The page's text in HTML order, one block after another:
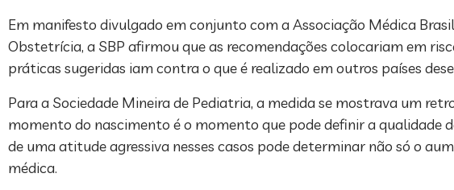
Em manifesto divulgado em conjunto com a Associação Médica
Obstetrícia, a SBP afirmou que as recomendações colocariam em
práticas sugeridas iam contra o que é realizado em outros países
Para a Sociedade Mineira de Pediatria, a medida se mostrava um
momento do nascimento é o momento que pode definir a qualidade
de uma atitude agressiva nesses casos pode determinar não só o
médica.